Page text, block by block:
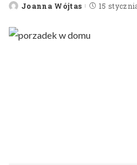
PostedJoanna Wójtas 15